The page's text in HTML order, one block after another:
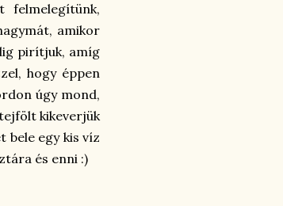
felmelegítünk,
amikor
pirítjuk, amíg
hogy éppen
úgy mond,
kikeverjük
bele egy kis víz
és enni :)